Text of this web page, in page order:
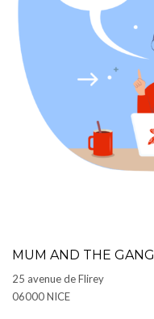
MUM AND THE GANG
25 avenue de Flirey
06000 NICE